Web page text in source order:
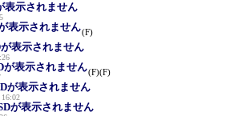
表示されません
表示されません(F)
表示されません
が表示されません(F)(F)
が表示されません
が表示されません